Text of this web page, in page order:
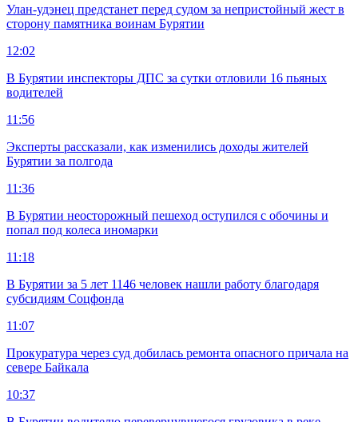
Улан-удэнец предстанет перед судом за непристойный жест в
сторону памятника воинам Бурятии
12:02
В Бурятии инспекторы ДПС за сутки отловили 16 пьяных
водителей
11:56
Эксперты рассказали, как изменились доходы жителей
Бурятии за полгода
11:36
В Бурятии неосторожный пешеход оступился с обочины и
попал под колеса иномарки
11:18
В Бурятии за 5 лет 1146 человек нашли работу благодаря
субсидиям Соцфонда
11:07
Прокуратура через суд добилась ремонта опасного причала на
севере Байкала
10:37